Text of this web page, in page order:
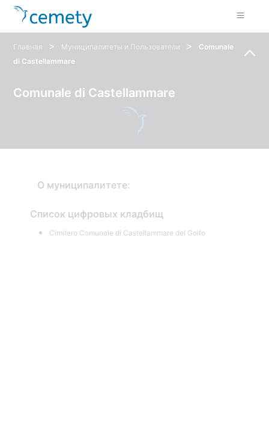
Главная > Муниципалитеты и Пользователи >
Comunale
di Castellammare
Comunale di Castellammare
Список цифровых кладбищ
Cimitero Comunale di Castellammare del Golfo
О муниципалитете: